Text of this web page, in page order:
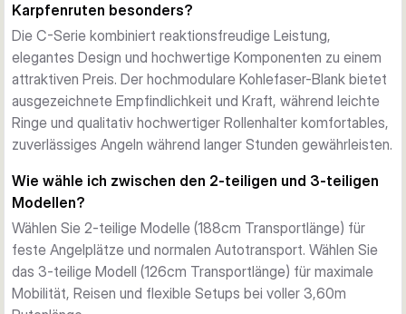
Blank mit Antireflex-Finish und dezenter Optik. Die
Ringausstattung umfasst 40mm oder 50mm leichte MM-
Serie-Präzisionsringe mit Anti-Frap-16mm-Spitzenringen. Ein
schlanker, schwarz eloxierter belüfteter Rollenhalter und
stilvoller japanischer Schrumpfschlauch-Griff mit
ausgestelltem EVA-Abschnitt sorgen für Komfort und
sicheren Griff bei langen Angelstunden.
Die Serie bietet zwei unterschiedliche Aktionsprofile: AR
(Allround) mit halbparabolischer Krümmung für kontrollierten
Drill und Fischhandhabung, und XD (Xtra Distance) mit
schnellerer, kraftvollerer Aktion für weite Würfe. Jede
Konfiguration balanciert Reaktionsfähigkeit mit Kraft für
verschiedene Anglevorlieben.
Karpfenruten besonders?
Die C-Serie kombiniert reaktionsfreudige Leistung,
elegantes Design und hochwertige Komponenten zu einem
attraktiven Preis. Der hochmodulare Kohlefaser-Blank bietet
ausgezeichnete Empfindlichkeit und Kraft, während leichte
Ringe und qualitativ hochwertiger Rollenhalter komfortables,
zuverlässiges Angeln während langer Stunden gewährleisten.
Wie wähle ich zwischen den 2-teiligen und 3-teiligen
Modellen?
Wählen Sie 2-teilige Modelle (188cm Transportlänge) für
feste Angelplätze und normalen Autotransport. Wählen Sie
das 3-teilige Modell (126cm Transportlänge) für maximale
Mobilität, Reisen und flexible Setups bei voller 3,60m